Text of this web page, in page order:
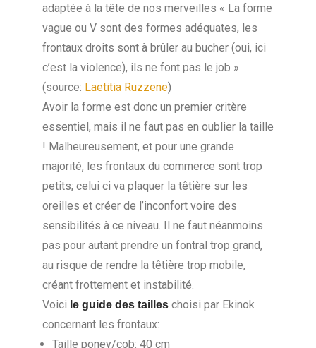
adaptée à la tête de nos merveilles « La forme
vague ou V sont des formes adéquates, les
frontaux droits sont à brûler au bucher (oui, ici
c’est la violence), ils ne font pas le job »
(source: Laetitia Ruzzene)
Avoir la forme est donc un premier critère
essentiel, mais il ne faut pas en oublier la taille
! Malheureusement, et pour une grande
majorité, les frontaux du commerce sont trop
petits; celui ci va plaquer la têtière sur les
oreilles et créer de l’inconfort voire des
sensibilités à ce niveau. Il ne faut néanmoins
pas pour autant prendre un fontral trop grand,
au risque de rendre la têtière trop mobile,
créant frottement et instabilité.
Voici le guide des tailles choisi par Ekinok
concernant les frontaux:
Taille poney/cob: 40 cm